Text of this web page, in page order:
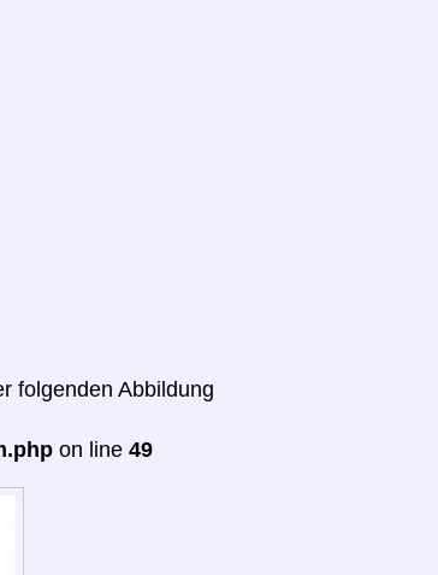
folgenden Abbildung
on line 49